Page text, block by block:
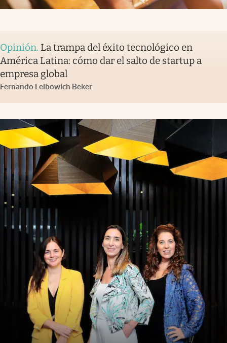
Opinión. La trampa del éxito tecnológico en
América Latina: cómo dar el salto de startup a
empresa global
Fernando Leibowich Beker